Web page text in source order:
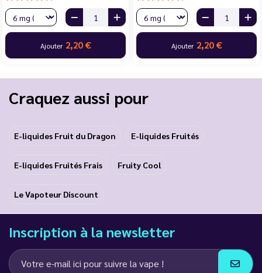
Ajouter 2,20 € Ajouter 2,20 €
Craquez aussi pour
E-liquides Fruit du Dragon E-liquides Fruités
E-liquides Fruités Frais Fruity Cool
Le Vapoteur Discount
Inscription à la newsletter